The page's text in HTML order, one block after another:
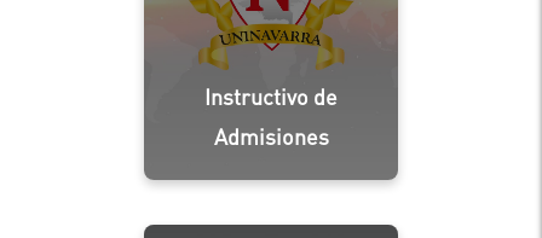
Instructivo de
Admisiones